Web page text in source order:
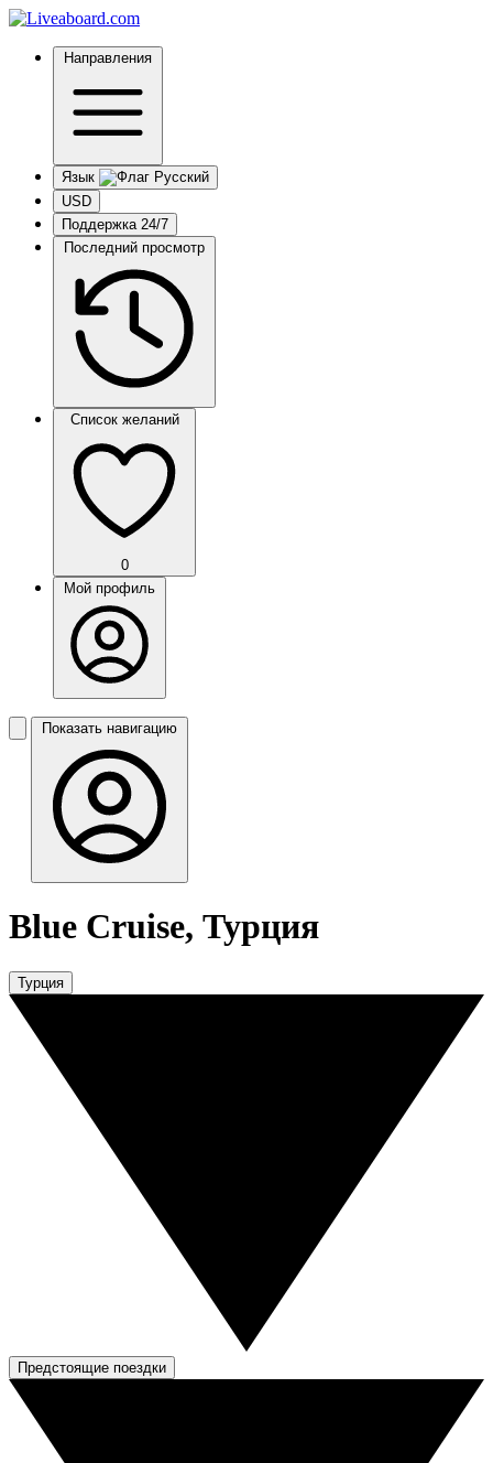
Направления
Язык
USD
Поддержка 24/7
Последний просмотр
Список желаний
0
Мой профиль
Показать навигацию
Blue Cruise, Турция
Турция
Предстоящие поездки